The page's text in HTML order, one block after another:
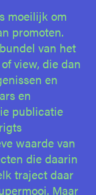
moeilijk om
promoten.
van het
view, die dan
en
en
publicatie
waarde van
die daarin
traject daar
Maar